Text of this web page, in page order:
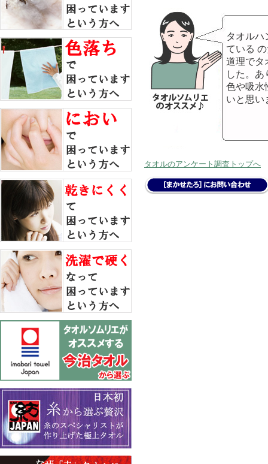
タオルハ
ている
道理でタ
した。
色や吸水
いと思い
タオルのアンケート調査トップへ